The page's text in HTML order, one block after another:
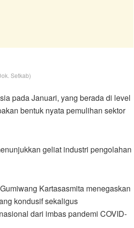
Setkab)
pada Januari, yang berada di level
bentuk nyata pemulihan sektor
geliat industri pengolahan
Kartasasmita menegaskan
kondusif sekaligus
dari imbas pandemi COVID-